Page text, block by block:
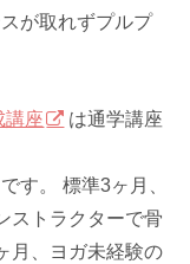
が取れずプルプ
講座
は通学講座
す。 標準3ヶ月、
ストラクターで骨
月、ヨガ未経験の